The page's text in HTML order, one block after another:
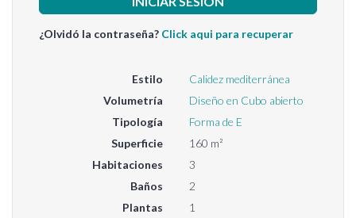
¿Olvidó la contraseña? Click aqui para recuperar
Estilo
Calidez mediterránea
Volumetría
Diseño en Cubo abierto
Tipología
Forma de E
Superficie
160 m²
Habitaciones
3
Baños
2
Plantas
1